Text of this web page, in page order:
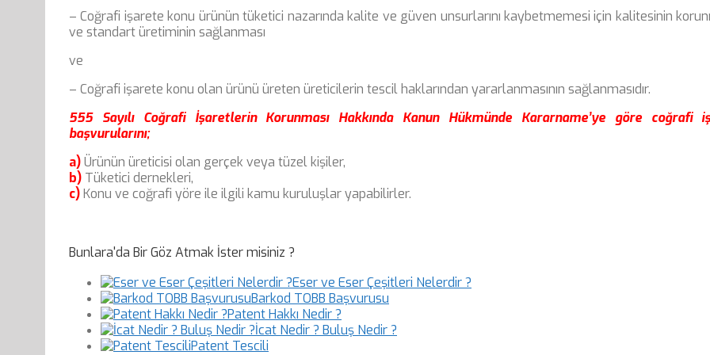
– Coğrafi işarete konu ürünün tüketici nazarında kalite ve güven unsurlarını kaybetmemesi için kalitesinin
ve standart üretiminin sağlanması
ve
– Coğrafi işarete konu olan ürünü üreten üreticilerin tescil haklarından yararlanmasının sağlanmasıdır.
555 Sayılı Coğrafi İşaretlerin Korunması Hakkında Kanun Hükmünde Kararname’ye göre coğrafi
başvurularını;
a)Ürünün üreticisi olan gerçek veya tüzel kişiler,
b) Tüketici dernekleri,
c)Konu ve coğrafi yöre ile ilgili kamu kuruluşlar yapabilirler.
Bunlara'da Bir Göz Atmak İster misiniz ?
Eser ve Eser Çeşitleri Nelerdir ?
Barkod TOBB Başvurusu
Patent Hakkı Nedir ?
İcat Nedir ? Buluş Nedir ?
Patent Tescili